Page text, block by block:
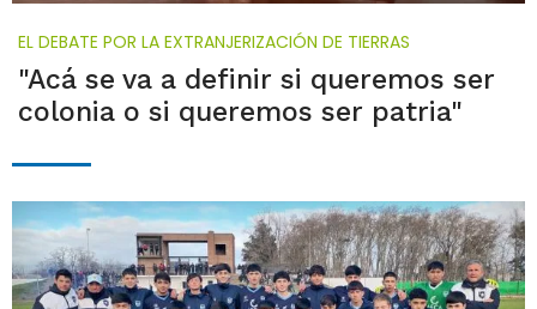
EL DEBATE POR LA EXTRANJERIZACIÓN DE TIERRAS
"Acá se va a definir si queremos ser
colonia o si queremos ser patria"